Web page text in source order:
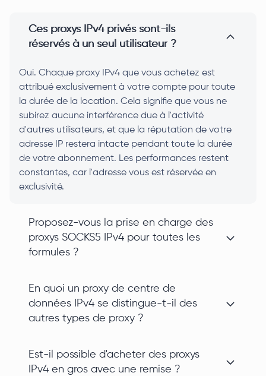
Ces proxys IPv4 privés sont-ils
réservés à un seul utilisateur ?
Oui. Chaque proxy IPv4 que vous achetez est
attribué exclusivement à votre compte pour toute
la durée de la location. Cela signifie que vous ne
subirez aucune interférence due à l'activité
d'autres utilisateurs, et que la réputation de votre
adresse IP restera intacte pendant toute la durée
de votre abonnement. Les performances restent
constantes, car l'adresse vous est réservée en
exclusivité.
Proposez-vous la prise en charge des
proxys SOCKS5 IPv4 pour toutes les
formules ?
En quoi un proxy de centre de
données IPv4 se distingue-t-il des
autres types de proxy ?
Est-il possible d'acheter des proxys
IPv4 en gros avec une remise ?